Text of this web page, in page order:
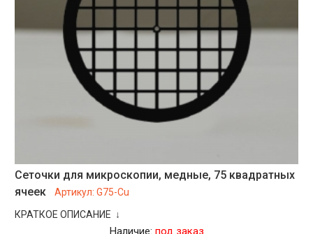
Сеточки для микроскопии, медные, 75 квадратных
ячеек
Артикул:G75-Cu
КРАТКОЕ ОПИСАНИЕ ↓